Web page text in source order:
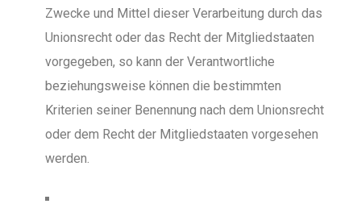
Zwecke und Mittel dieser Verarbeitung durch das
Unionsrecht oder das Recht der Mitgliedstaaten
vorgegeben, so kann der Verantwortliche
beziehungsweise können die bestimmten
Kriterien seiner Benennung nach dem Unionsrecht
oder dem Recht der Mitgliedstaaten vorgesehen
werden.